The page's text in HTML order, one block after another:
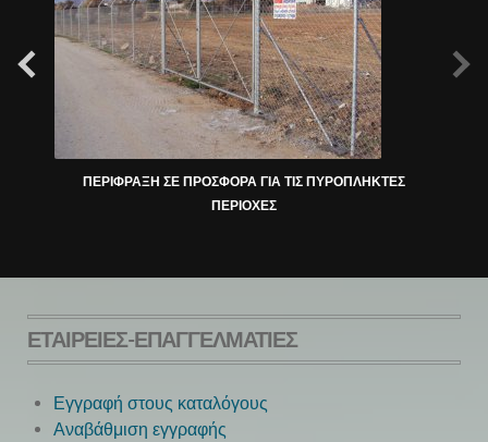
ΠΕΡΙΦΡΑΞΗ ΣΕ ΠΡΟΣΦΟΡΑ ΓΙΑ ΤΙΣ ΠΥΡΟΠΛΗΚΤΕΣ
ΠΕΡΙΟΧΕΣ
ΕΤΑΙΡΕΊΕΣ-ΕΠΑΓΓΕΛΜΑΤΊΕΣ
Εγγραφή στους καταλόγους
Αναβάθμιση εγγραφής